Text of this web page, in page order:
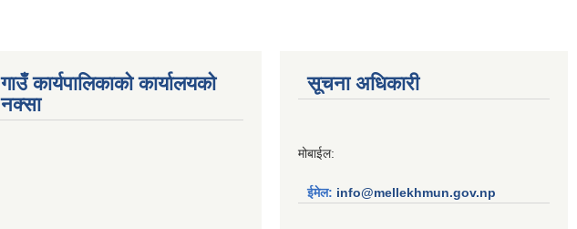
गाउँ कार्यपालिकाको कार्यालयको
नक्सा
सूचना अधिकारी
मोबाईल:
ईमेल: info@mellekhmun.gov.np